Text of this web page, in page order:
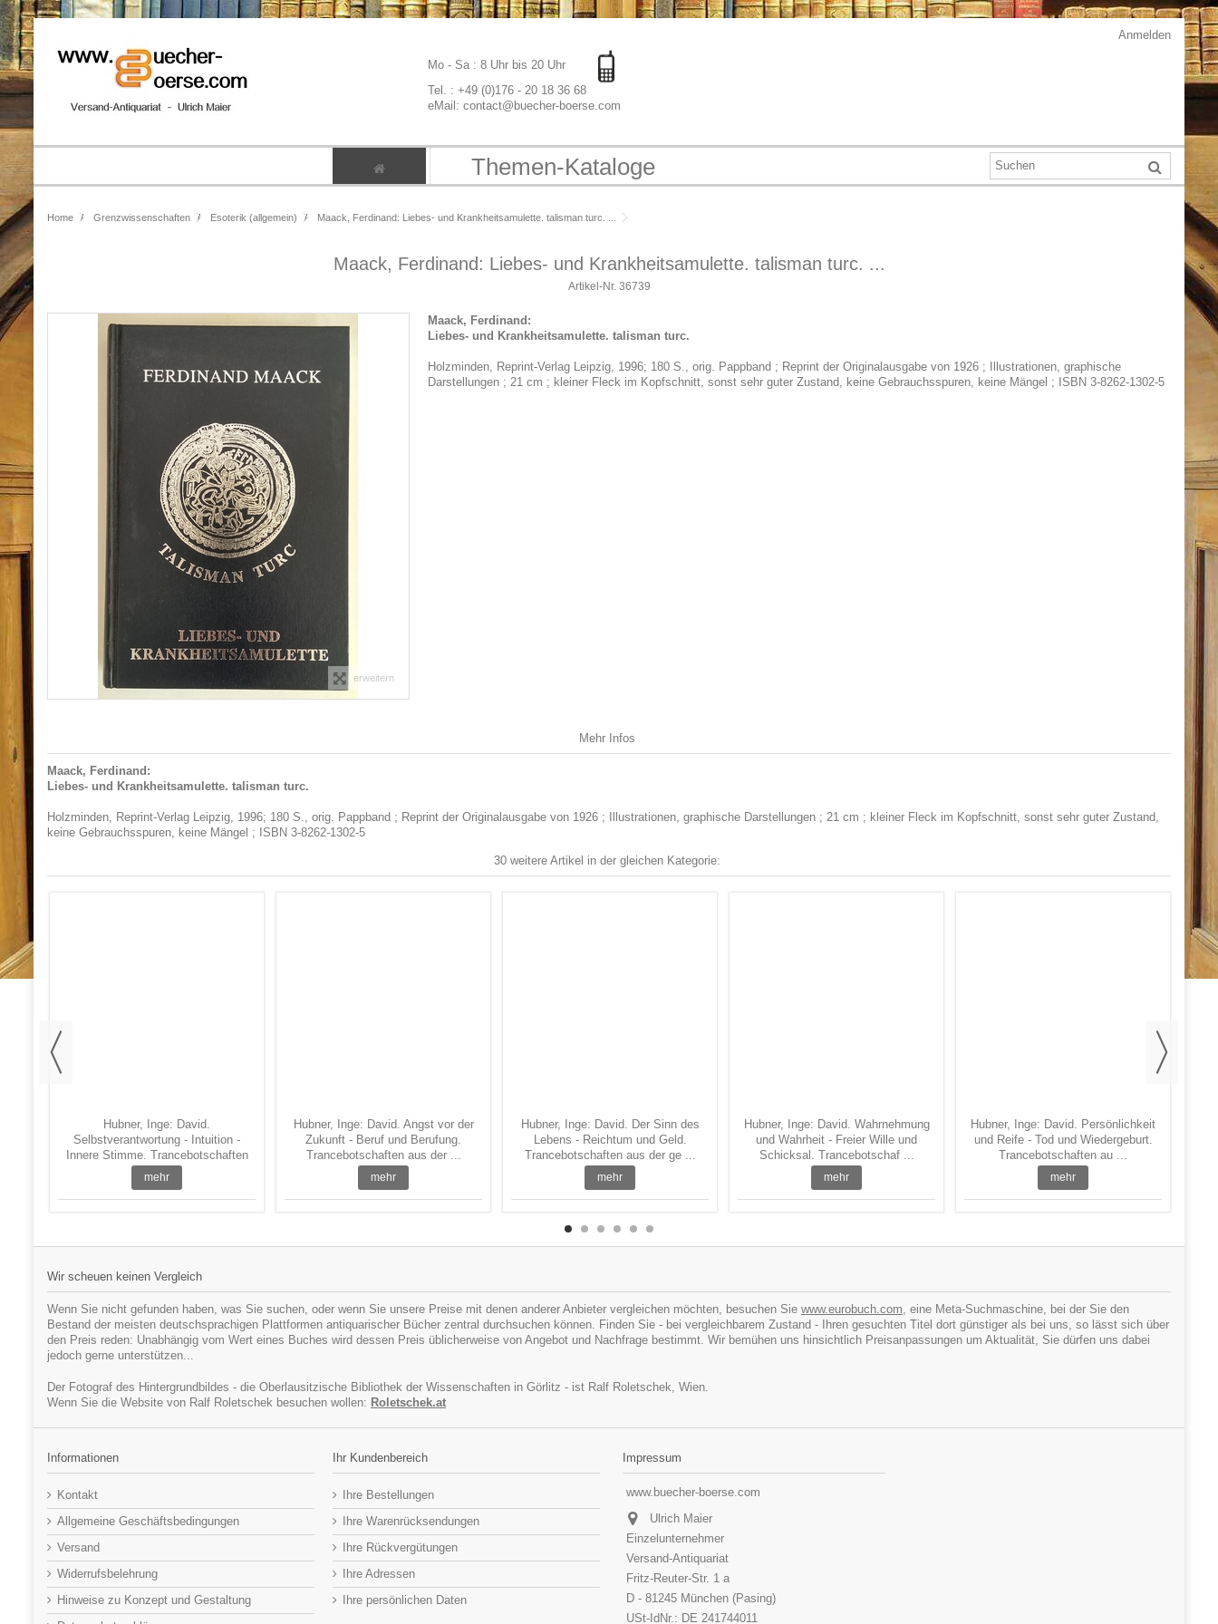
Mo - Sa : 8 Uhr bis 20 Uhr
Tel. : +49 (0)176 - 20 18 36 68
eMail: contact@buecher-boerse.com
Anmelden
Themen-Kataloge
Home Grenzwissenschaften Esoterik (allgemein) Maack, Ferdinand: Liebes- und Krankheitsamulette. talisman turc. ...
Maack, Ferdinand: Liebes- und Krankheitsamulette. talisman turc. ...
Artikel-Nr. 36739
erweitern
Maack, Ferdinand:
Liebes- und Krankheitsamulette. talisman turc.
Holzminden, Reprint-Verlag Leipzig, 1996; 180 S., orig. Pappband ; Reprint der Originalausgabe von 1926 ; Illustrationen, graphische
Darstellungen ; 21 cm ; kleiner Fleck im Kopfschnitt, sonst sehr guter Zustand, keine Gebrauchsspuren, keine Mängel ; ISBN 3-8262-1302-5
Mehr Infos
Maack, Ferdinand:
Liebes- und Krankheitsamulette. talisman turc.
Holzminden, Reprint-Verlag Leipzig, 1996; 180 S., orig. Pappband ; Reprint der Originalausgabe von 1926 ; Illustrationen, graphische Darstellungen ; 21 cm ; kleiner Fleck im Kopfschnitt, sonst sehr guter Zustand,
keine Gebrauchsspuren, keine Mängel ; ISBN 3-8262-1302-5
30 weitere Artikel in der gleichen Kategorie:
Hubner, Inge: David.
Selbstverantwortung - Intuition -
Innere Stimme. Trancebotschaften
au ...
mehr
Hubner, Inge: David. Angst vor der
Zukunft - Beruf und Berufung.
Trancebotschaften aus der ...
mehr
Hubner, Inge: David. Der Sinn des
Lebens - Reichtum und Geld.
Trancebotschaften aus der ge ...
mehr
Hubner, Inge: David. Wahrnehmung
und Wahrheit - Freier Wille und
Schicksal. Trancebotschaf ...
mehr
Hubner, Inge: David. Persönlichkeit
und Reife - Tod und Wiedergeburt.
Trancebotschaften au ...
mehr
Wir scheuen keinen Vergleich
Wenn Sie nicht gefunden haben, was Sie suchen, oder wenn Sie unsere Preise mit denen anderer Anbieter vergleichen möchten, besuchen Sie www.eurobuch.com, eine Meta-Suchmaschine, bei der Sie den
Bestand der meisten deutschsprachigen Plattformen antiquarischer Bücher zentral durchsuchen können. Finden Sie - bei vergleichbarem Zustand - Ihren gesuchten Titel dort günstiger als bei uns, so lässt sich über
den Preis reden: Unabhängig vom Wert eines Buches wird dessen Preis üblicherweise von Angebot und Nachfrage bestimmt. Wir bemühen uns hinsichtlich Preisanpassungen um Aktualität, Sie dürfen uns dabei
jedoch gerne unterstützen...
Der Fotograf des Hintergrundbildes - die Oberlausitzische Bibliothek der Wissenschaften in Görlitz - ist Ralf Roletschek, Wien.
Wenn Sie die Website von Ralf Roletschek besuchen wollen: Roletschek.at
Informationen
Kontakt
Allgemeine Geschäftsbedingungen
Versand
Widerrufsbelehrung
Hinweise zu Konzept und Gestaltung
Ihr Kundenbereich
Ihre Bestellungen
Ihre Warenrücksendungen
Ihre Rückvergütungen
Ihre Adressen
Ihre persönlichen Daten
Impressum
www.buecher-boerse.com
Ulrich Maier
Einzelunternehmer
Versand-Antiquariat
Fritz-Reuter-Str. 1 a
D - 81245 München (Pasing)
USt-IdNr.: DE 241744011